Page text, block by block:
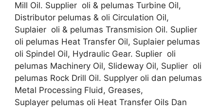
Mill Oil. Supplier oli & pelumas Turbine Oil,
Distributor pelumas & oli Circulation Oil,
Suplaier oli & pelumas Transmision Oil. Suplier
oli pelumas Heat Transfer Oil, Suplaier pelumas
oli Spindel Oil, Hydraulic Gear. Suplier oli
pelumas Machinery Oil, Slideway Oil, Suplier oli
pelumas Rock Drill Oil. Supplyer oli dan pelumas
Metal Processing Fluid, Greases,
Suplayer pelumas oli Heat Transfer Oils Dan